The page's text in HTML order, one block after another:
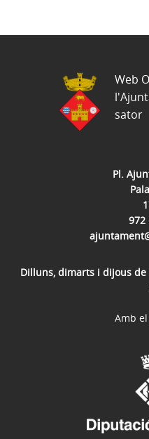
Pl.
972
Dilluns, dimarts i dijous
Web
sator
Amb